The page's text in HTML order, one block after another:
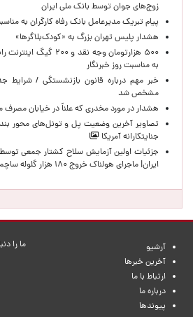
زوج‌های جوان توسط بانک ملی ایران
پیام تبریک مدیرعامل بانک رفاه کارگران به
هشدار پلیس تهران بزرگ به «کودک‌بلاگرها»
۵۰۰ هزارتومان وجه نقد
به مناسبت روز خبرنگار
خبر مهم درباره قانون بازنشستگی / شرایط
مشخص شد
هشدار در مورد مخدری که علناً در خیابان
تصاویر آخرین وضعیت پل و تونل‌های محور
جنایتکارانه آمریکا
جزئیات اولین آزمایش سلاح کشتار جمعی
ایران| ماجرای هولناک خروج ۱۸۰ هزار گلوله ساچمه ای با حرارت بالا در لامرد
آرشیو
آخرین خبرها
ارتباط با ما
درباره ما
پیوندها
ما را